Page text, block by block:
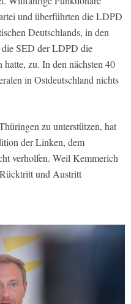
und überführten die LDPD
Deutschlands, in den
SED der LDPD die
hatte, zu. In den nächsten 40
in Ostdeutschland nichts
zu unterstützen, hat
der Linken, dem
verholfen. Weil Kemmerich
und Austritt